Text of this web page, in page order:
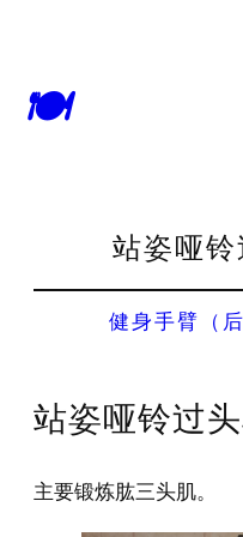
🍽
站姿哑
健身手臂（
站姿哑铃过
主要锻炼肱三头肌。